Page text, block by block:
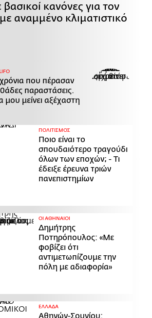
βασικοί κανόνες για τον
αναμμένο κλιματιστικό
που πέρασαν
παραστάσεις.
μου μείνει αξέχαστη
ΠΟΛΙΤΙΣΜΟΣ
Ποιο είναι το
σπουδαιότερο τραγούδι
όλων των εποχών; - Τι
έδειξε έρευνα τριών
πανεπιστημίων
ΟΙ ΑΘΗΝΑΙΟΙ
Δημήτρης
Ποτηρόπουλος: «Με
φοβίζει ότι
αντιμετωπίζουμε την
πόλη με αδιαφορία»
ΕΛΛΑΔΑ
Αθηνών-Σουνίου: